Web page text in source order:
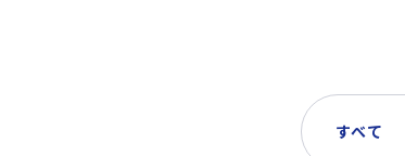
すべて